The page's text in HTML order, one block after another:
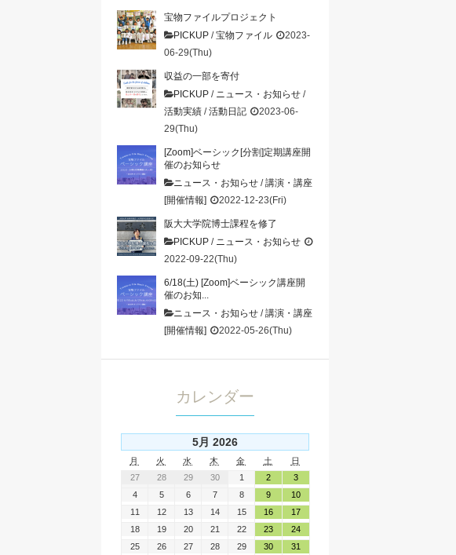
宝物ファイルプロジェクト
PICKUP /宝物ファイル
2023-
06-29(Thu)
収益の一部を寄付
PICKUP / ニュース・お知らせ /
活動実績 /活動日記
2023-06-
29(Thu)
[Zoom]ベーシック[分割]定期講座開
催のお知らせ
ニュース・お知らせ /講演・講座
[開催情報]
2022-12-23(Fri)
阪大大学院博士課程を修了
PICKUP / ニュース・お知らせ
2022-09-22(Thu)
6/18(土) [Zoom]ベーシック講座開
催のお知...
ニュース・お知らせ /講演・講座
[開催情報]
2022-05-26(Thu)
カレンダー
5月 2026
月 火 水 木 金 土
日
27
28 29 30 1 2
3
4
5 6 7 8 9
10
11
12 13 14 15 16
17
18
19 20 21 22 23
24
25
26 27 28 29 30 31